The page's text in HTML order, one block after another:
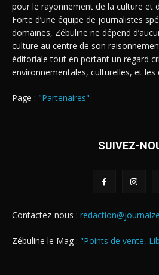
pour le rayonnement de la culture et
Forte d’une équipe de journalistes
domaines, Zébuline ne dépend
culture au centre de son
éditoriale tout en portant un regard
environnementales, culturelles, et les
Page : "Partenaires"
SUIVEZ-
Contactez-nous :
Zébuline le Mag : "Points de vente,